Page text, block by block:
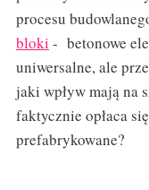
procesu
bloki - betonowe
uniwersalne, ale
jaki wpływ mają na
faktycznie opłaca
prefabrykowane?